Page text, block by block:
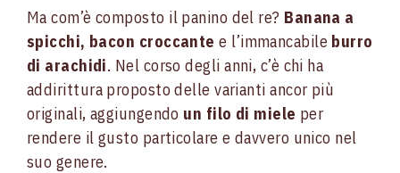
Ma com’è composto il panino del re? Banana a
spicchi, bacon croccante e l’immancabile burro
di arachidi. Nel corso degli anni, c’è chi ha
addirittura proposto delle varianti ancor più
originali, aggiungendo un filo di miele per
rendere il gusto particolare e davvero unico nel
suo genere.